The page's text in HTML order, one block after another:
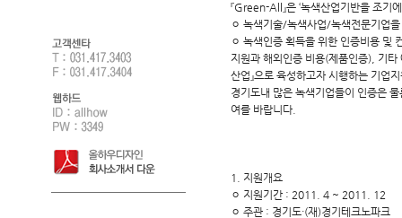
『Green-All』은 ‘녹색산업기반을 조기
ㅇ 녹색기술/녹색사업/녹색전문기업
ㅇ 녹색인증 획득을 위한 인증비용 및
지원과 해외인증 비용(제품인증), 기타
산업』으로 육성하고자 시행하는 기업
경기도내 많은 녹색기업들이 인증은
여를 바랍니다.
1. 지원개요
ㅇ 지원기간 : 2011. 4 ~ 2011. 12
ㅇ 주관 : 경기도·(재)경기테크노파크